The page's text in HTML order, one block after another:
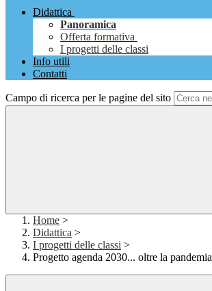
Didattica
Panoramica
Offerta formativa
I progetti delle classi
Info utili
Contatti
Campo di ricerca per le pagine del sito
Home >
Didattica >
I progetti delle classi >
Progetto agenda 2030... oltre la pandemia